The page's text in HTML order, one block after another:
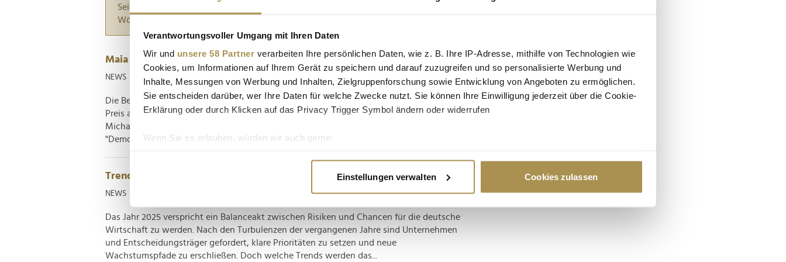
Verantwortungsvoller Umgang mit Ihren Daten
Wir und unsere 58 Partner verarbeiten Ihre persönlichen Daten, wie z. B. Ihre IP-Adresse, mithilfe von Technologien wie
Cookies, um Informationen auf Ihrem Gerät zu speichern und darauf zuzugreifen und so personalisierte Werbung und
Inhalte, Messungen von Werbung und Inhalten, Zielgruppenforschung sowie Entwicklung von Angeboten zu ermöglichen.
Sie entscheiden darüber, wer Ihre Daten für welche Zwecke nutzt. Sie können Ihre Einwilligung jederzeit über die Cookie-
Erklärung oder durch Klicken auf das Privacy Trigger Symbol ändern oder widerrufen
Wenn Sie es erlauben, würden wir auch gerne:
Erfahren Sie mehr darüber, wie Ihre persönlichen Daten verarbeitet werden, und legen Sie Ihre Präferenzen im
Wir verwenden Cookies, um Inhalte und Anzeigen zu personalisieren, Funktionen für soziale Medien anbieten zu können
und die Zugriffe auf unsere Website zu analysieren. Außerdem geben wir Informationen zu Ihrer Verwendung unserer
Website an unsere Partner für soziale Medien, Werbung und Analysen weiter. Unsere Partner führen diese Informationen
Einstellungen verwalten Cookies zulassen
Seiten suchen, die genau diese Wortgruppe enthalten: Setzen Sie die gesuchten
Wörter zwischen Anführungszeichen: zb "Vorname Nachname".
Maia Sandu und Michael Otto mit Reinhard-Mohn-Preis 2025 ausgezeichnet
NEWS | 20.02.2025
Die Bertelsmann Stiftung hat am 20. Februar 2025 den renommierten Reinhard-Mohn-
Preis an die moldauische Präsidentin Maia Sandu und den deutschen Unternehmer
Michael Otto verliehen. Die Auszeichnung steht in diesem Jahr unter dem Motto
"Demokratie stärken!" und würdigt herausragenden Einsatz für die...
Trends, die 2025 die deutsche Wirtschaft prägen werden
NEWS
Das Jahr 2025 verspricht ein Balanceakt zwischen Risiken und Chancen für die deutsche
Wirtschaft zu werden. Nach den Turbulenzen der vergangenen Jahre sind Unternehmen
und Entscheidungsträger gefordert, klare Prioritäten zu setzen und neue
Wachstumspfade zu erschließen. Doch welche Trends werden das...